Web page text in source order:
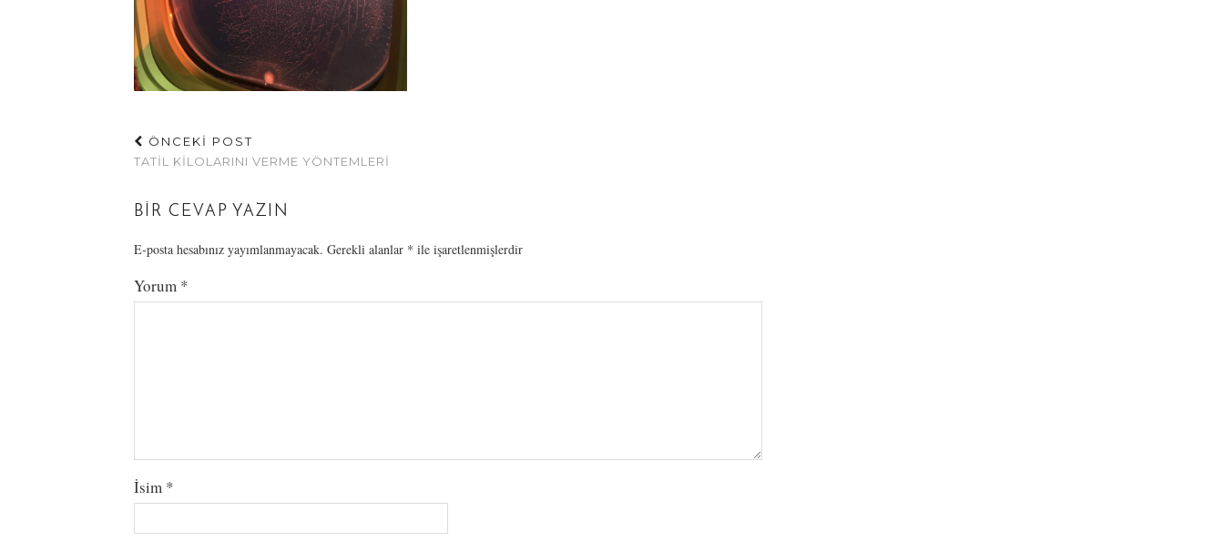
ÖNCEKİ POST
TATIL KILOLARINI VERME YÖNTEMLERI
BIR CEVAP YAZIN
E-posta hesabınız yayımlanmayacak. Gerekli alanlar * ile işaretlenmişlerdir
Yorum *
İsim *